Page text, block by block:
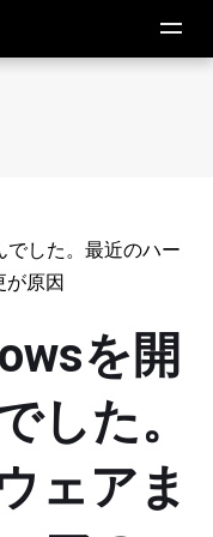
でした。最近のハー
が原因
を開
した。
ェアま